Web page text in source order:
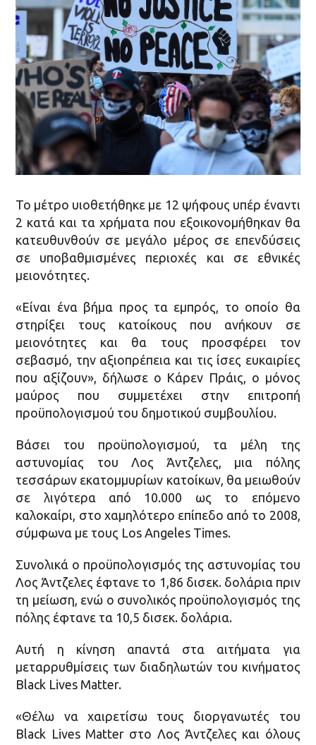
Το μέτρο υιοθετήθηκε με 12 ψήφους υπέρ έναντι
2 κατά και τα χρήματα που εξοικονομήθηκαν θα
κατευθυνθούν σε μεγάλο μέρος σε επενδύσεις
σε υποβαθμισμένες περιοχές και σε εθνικές
μειονότητες.
«Είναι ένα βήμα προς τα εμπρός, το οποίο θα
στηρίξει τους κατοίκους που ανήκουν σε
μειονότητες και θα τους προσφέρει τον
σεβασμό, την αξιοπρέπεια και τις ίσες ευκαιρίες
που αξίζουν», δήλωσε ο Κάρεν Πράις, ο μόνος
μαύρος που συμμετέχει στην επιτροπή
προϋπολογισμού του δημοτικού συμβουλίου.
Βάσει του προϋπολογισμού, τα μέλη της
αστυνομίας του Λος Άντζελες, μια πόλης
τεσσάρων εκατομμυρίων κατοίκων, θα μειωθούν
σε λιγότερα από 10.000 ως το επόμενο
καλοκαίρι, στο χαμηλότερο επίπεδο από το 2008,
σύμφωνα με τους Los Angeles Times.
Συνολικά ο προϋπολογισμός της αστυνομίας του
Λος Άντζελες έφτανε το 1,86 δισεκ. δολάρια πριν
τη μείωση, ενώ ο συνολικός προϋπολογισμός της
πόλης έφτανε τα 10,5 δισεκ. δολάρια.
Αυτή η κίνηση απαντά στα αιτήματα για
μεταρρυθμίσεις των διαδηλωτών του κινήματος
Black Lives Matter.
«Θέλω να χαιρετίσω τους διοργανωτές του
Black Lives Matter στο Λος Άντζελες και όλους